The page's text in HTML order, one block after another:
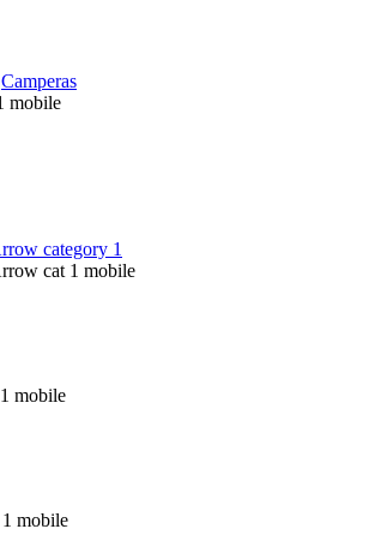
Camperas